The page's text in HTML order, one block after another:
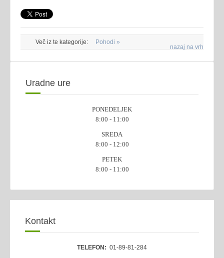
Več iz te kategorije: Pohodi »
nazaj na vrh
Uradne ure
PONEDELJEK
8:00 - 11:00
SREDA
8:00 - 12:00
PETEK
8:00 - 11:00
Kontakt
TELEFON: 01-89-81-284